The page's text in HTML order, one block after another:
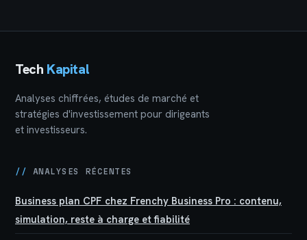
Tech Kapital
Analyses chiffrées, études de marché et
stratégies d'investissement pour dirigeants
et investisseurs.
// ANALYSES RÉCENTES
Business plan CPF chez Frenchy Business Pro : contenu,
simulation, reste à charge et fiabilité